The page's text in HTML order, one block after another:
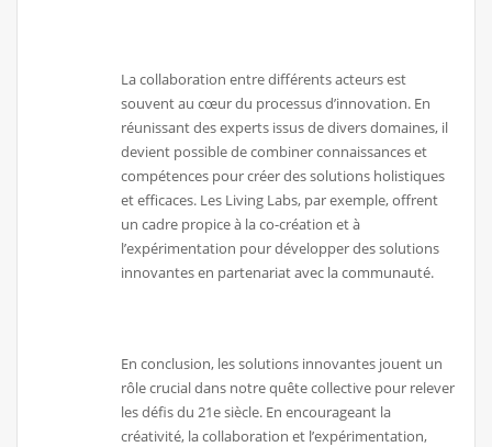
La collaboration entre différents acteurs est
souvent au cœur du processus d’innovation. En
réunissant des experts issus de divers domaines, il
devient possible de combiner connaissances et
compétences pour créer des solutions holistiques
et efficaces. Les Living Labs, par exemple, offrent
un cadre propice à la co-création et à
l’expérimentation pour développer des solutions
innovantes en partenariat avec la communauté.
En conclusion, les solutions innovantes jouent un
rôle crucial dans notre quête collective pour relever
les défis du 21e siècle. En encourageant la
créativité, la collaboration et l’expérimentation,